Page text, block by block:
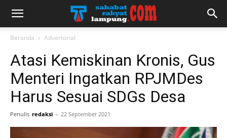
Beranda Advertorial
Atasi Kemiskinan Kronis, Gus
Menteri Ingatkan RPJMDes
Harus Sesuai SDGs Desa
Penulis redaksi - 22 September 2021